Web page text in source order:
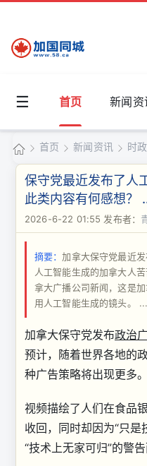
☰ 首页 新闻资
加
同
城
›
首页
›
新闻资讯
›
时
保守党最近发布了人
此类内容有何感想？
2026-6-22 01:55 发布者：
摘要：加拿大保守党最近
人工智能生成的加拿大人
拿大广播公司新闻，这是
用人工智能生成的镜头。
加拿大保守党发布政治
预计，随着世界各地的
种广告策略将出现更多。
视频描绘了人们在食品
收回，同时却因为“只是
“技术上无家可归”的警告